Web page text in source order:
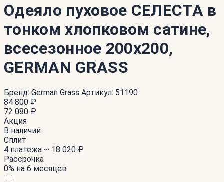
Одеяло пуховое СЕЛЕСТА в
тонком хлопковом сатине,
всесезонное 200x200,
GERMAN GRASS
Бренд: German Grass Артикул: 51190
84 800 ₽
72 080 ₽
Акция
В наличии
Сплит
4 платежа ~ 18 020 ₽
Рассрочка
0% на 6 месяцев